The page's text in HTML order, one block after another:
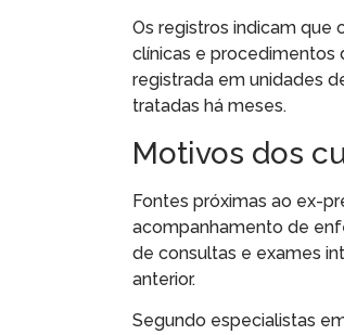
Os registros indicam que
clínicas e procedimentos
registrada em unidades
tratadas há meses.
Motivos dos
Fontes próximas ao ex-
acompanhamento de
de consultas e exames
anterior.
Segundo especialistas